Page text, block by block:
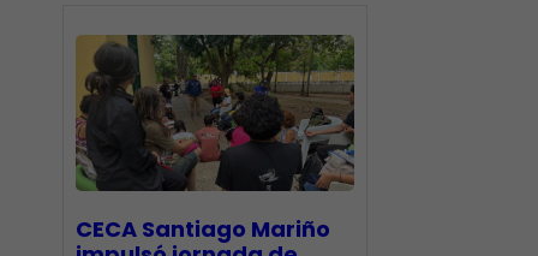
CECA Santiago Mariño